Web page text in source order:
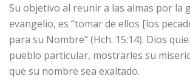
Su objetivo al reunir a las almas por la
evangelio, es “tomar de ellos [los
para su Nombre” (Hch. 15:14). Dios
pueblo particular, mostrarles su
que su nombre sea exaltado.